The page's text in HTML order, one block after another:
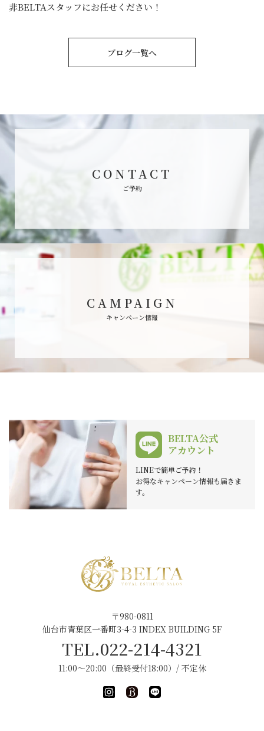
非BELTAスタッフにお任せください！
ブログ一覧へ
CONTACT
ご予約
CAMPAIGN
キャンペーン情報
BELTA公式
アカウント
LINEで簡単ご予約！
お得なキャンペーン情報も届きま
す。
〒980-0811
仙台市青葉区一番町3-4-3 INDEX BUILDING 5F
TEL.022-214-4321
11:00～20:00（最終受付18:00）/ 不定休